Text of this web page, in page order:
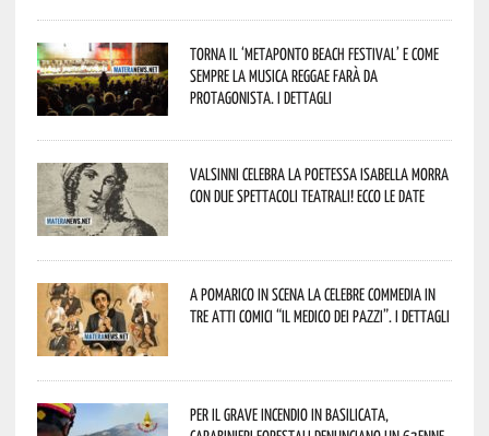
Torna il ‘Metaponto beach festival’ e come
sempre la musica reggae farà da
protagonista. I dettagli
Valsinni celebra la poetessa Isabella Morra
con due spettacoli teatrali! Ecco le date
A Pomarico in scena la celebre commedia in
tre atti comici “Il medico dei pazzi”. I dettagli
Per il grave incendio in Basilicata,